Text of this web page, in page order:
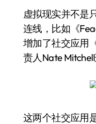
虚拟现实并不是
连线，比如《
增加了社交应用
责人Nate
这两个社交应用